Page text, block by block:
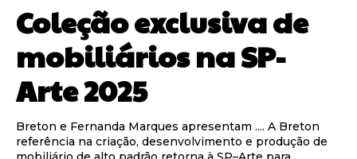
Coleção exclusiva de
mobiliários na SP-
Arte 2025
Breton e Fernanda Marques apresentam .... A Breton
referência na criação, desenvolvimento e produção de